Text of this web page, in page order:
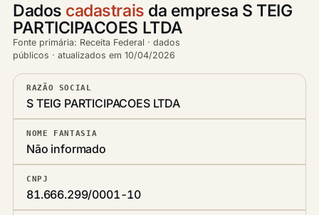
Dados cadastrais da empresa S TEIG
PARTICIPACOES LTDA
Fonte primária: Receita Federal · dados
públicos · atualizados em 10/04/2026
RAZÃO SOCIAL
S TEIG PARTICIPACOES LTDA
NOME FANTASIA
Não informado
CNPJ
81.666.299/0001-10